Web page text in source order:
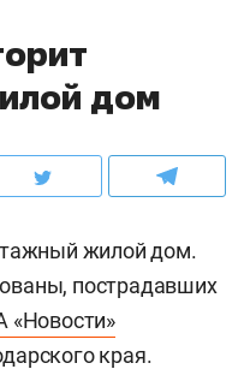
дом
жилой дом.
пострадавших
«Новости»
края.